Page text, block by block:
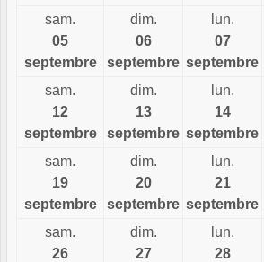
sam.
05
septembre
dim.
06
septembre
lun.
07
septembre
sam.
12
septembre
dim.
13
septembre
lun.
14
septembre
sam.
19
septembre
dim.
20
septembre
lun.
21
septembre
sam.
26
dim.
27
lun.
28